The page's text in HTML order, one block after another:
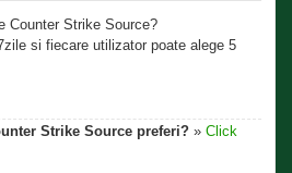
Counter Strike Source?
si fiecare utilizator poate alege 5
Strike Source preferi? »Click